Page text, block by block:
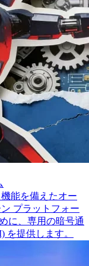
能を備えたオー
プラットフォー
に、専用の暗号通
を提供します。